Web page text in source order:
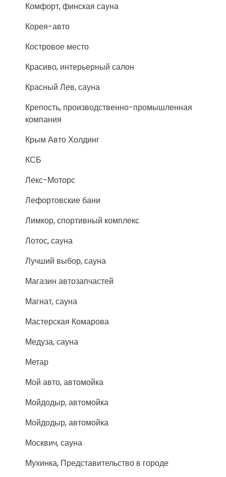
Комфорт, финская сауна
Корея-авто
Костровое место
Красиво, интерьерный салон
Красный Лев, сауна
Крепость, производственно-промышленная
компания
Крым Авто Холдинг
КСБ
Лекс-Моторс
Лефортовские бани
Лимкор, спортивный комплекс
Лотос, сауна
Лучший выбор, сауна
Магазин автозапчастей
Магнат, сауна
Мастерская Комарова
Медуза, сауна
Метар
Мой авто, автомойка
Мойдодыр, автомойка
Мойдодыр, автомойка
Москвич, сауна
Мухинка, Представительство в городе